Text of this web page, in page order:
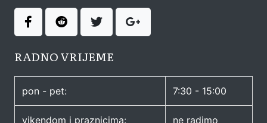
RADNO VRIJEME
pon - pet: 7:30 - 15:00
vikendom i praznicima: ne radimo